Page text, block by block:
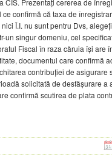
confirmă că taxa de
Î.I. nu sunt pentru Dvs,
un singur domeniu, cel
Fiscal în raza căruia își are
documentul care confirmă
contribuției de asigurare
solicitată de desfășurare a
confirmă scutirea de plata